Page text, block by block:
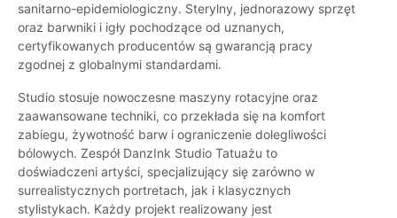
sanitarno-epidemiologiczny. Sterylny, jednorazowy sprzęt
oraz barwniki i igły pochodzące od uznanych,
certyfikowanych producentów są gwarancją pracy
zgodnej z globalnymi standardami.
Studio stosuje nowoczesne maszyny rotacyjne oraz
zaawansowane techniki, co przekłada się na komfort
zabiegu, żywotność barw i ograniczenie dolegliwości
bólowych. Zespół DanzInk Studio Tatuażu to
doświadczeni artyści, specjalizujący się zarówno w
surrealistycznych portretach, jak i klasycznych
stylistykach. Każdy projekt realizowany jest